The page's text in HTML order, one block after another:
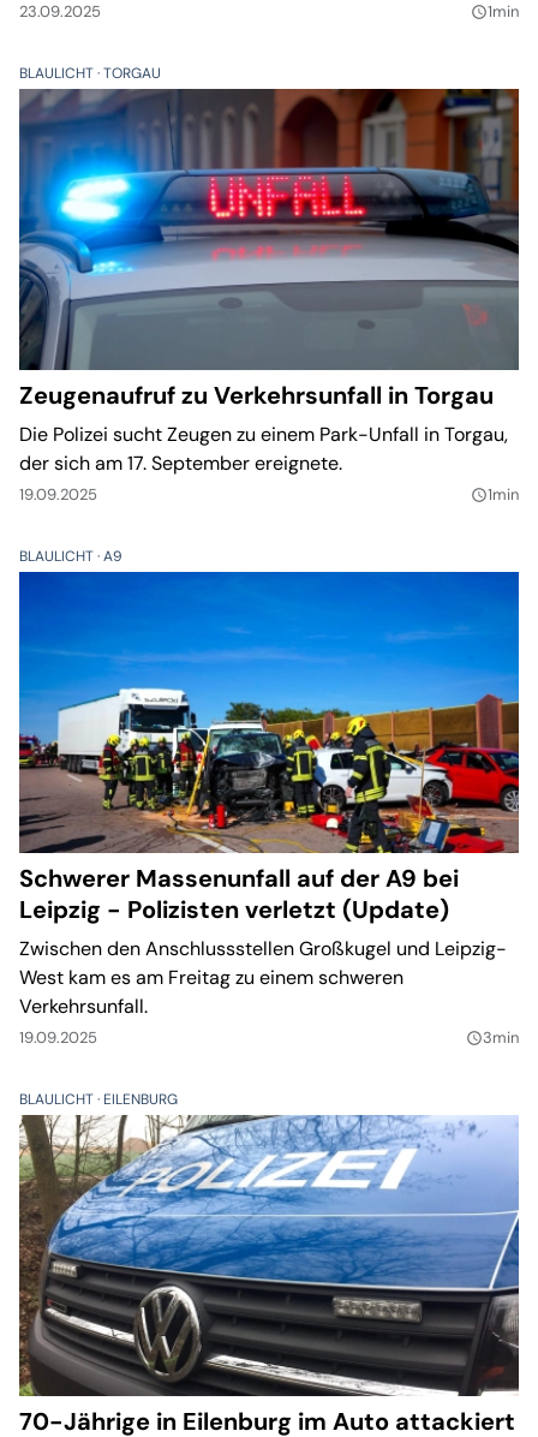
23.09.2025 query_builder1min
BLAULICHT TORGAU
Zeugenaufruf zu Verkehrsunfall in Torgau
Die Polizei sucht Zeugen zu einem Park-Unfall in Torgau,
der sich am 17. September ereignete.
19.09.2025 query_builder1min
BLAULICHT A9
Schwerer Massenunfall auf der A9 bei
Leipzig - Polizisten verletzt (Update)
Zwischen den Anschlussstellen Großkugel und Leipzig-
West kam es am Freitag zu einem schweren
Verkehrsunfall.
19.09.2025 query_builder3min
BLAULICHT EILENBURG
70-Jährige in Eilenburg im Auto attackiert